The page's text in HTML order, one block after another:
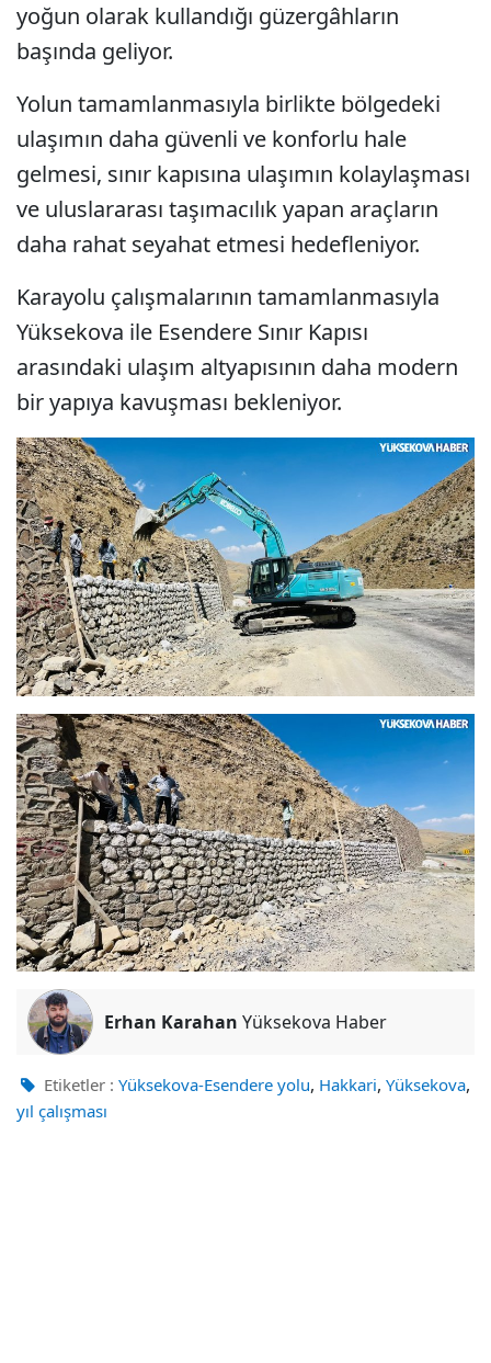
yoğun olarak kullandığı güzergâhların
başında geliyor.
Yolun tamamlanmasıyla birlikte bölgedeki
ulaşımın daha güvenli ve konforlu hale
gelmesi, sınır kapısına ulaşımın kolaylaşması
ve uluslararası taşımacılık yapan araçların
daha rahat seyahat etmesi hedefleniyor.
Karayolu çalışmalarının tamamlanmasıyla
Yüksekova ile Esendere Sınır Kapısı
arasındaki ulaşım altyapısının daha modern
bir yapıya kavuşması bekleniyor.
Erhan Karahan Yüksekova Haber
Etiketler : Yüksekova-Esendere yolu, Hakkari, Yüksekova,
yıl çalışması